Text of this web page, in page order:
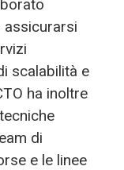
assicurarsi
scalabilità e
ha inoltre
di
e le linee